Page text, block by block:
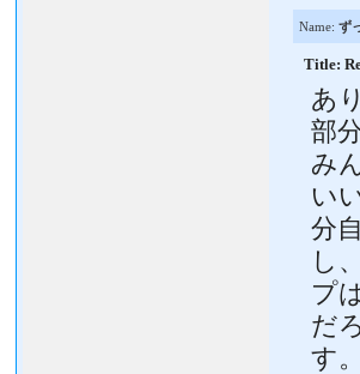
Name: ず
Title:
あ
部
み
い
分
し
プ
だ
す